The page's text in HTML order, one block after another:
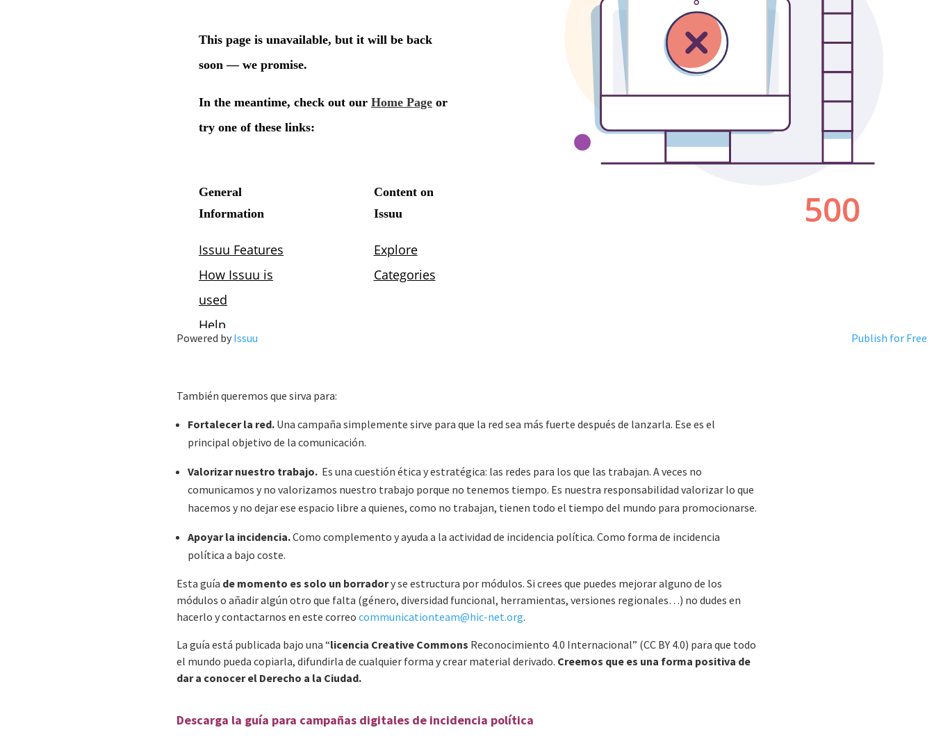
Powered by Issuu Publish for Free
También queremos que sirva para:
Fortalecer la red. Una campaña simplemente sirve para que la red sea más fuerte después de lanzarla. Ese es el
principal objetivo de la comunicación.
Valorizar nuestro trabajo.Es una cuestión ética y estratégica: las redes para los que las trabajan. A veces no
comunicamos y no valorizamos nuestro trabajo porque no tenemos tiempo. Es nuestra responsabilidad valorizar lo que
hacemos y no dejar ese espacio libre a quienes, como no trabajan, tienen todo el tiempo del mundo para promocionarse.
Apoyar la incidencia.Como complemento y ayuda a la actividad de incidencia política. Como forma de incidencia
política a bajo coste.
Esta guía de momento es solo un borradory se estructura por módulos. Si crees que puedes mejorar alguno de los
módulos o añadir algún otro que falta (género, diversidad funcional, herramientas, versiones regionales…) no dudes en
hacerlo y contactarnos en este correo communicationteam@hic-net.org.
La guía está publicada bajo una “licencia Creative Commons Reconocimiento 4.0 Internacional” (CC BY 4.0) para que todo
el mundo pueda copiarla, difundirla de cualquier forma y crear material derivado. Creemos que es una forma positiva de
dar a conocer el Derecho a la Ciudad.
Descarga la guía para campañas digitales de incidencia política